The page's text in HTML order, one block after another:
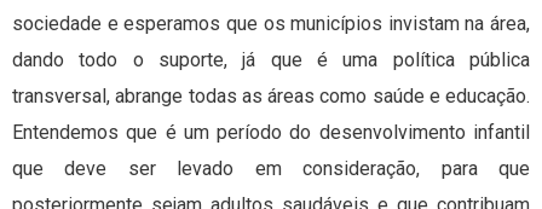
sociedade e esperamos que os municípios invistam na área,
dando todo o suporte, já que é uma política pública
transversal, abrange todas as áreas como saúde e educação.
Entendemos que é um período do desenvolvimento infantil
que deve ser levado em consideração, para que